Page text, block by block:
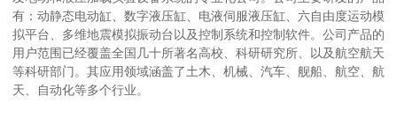
有：动静态电动缸、数字液压缸、电液伺服液压缸、六自由度运动模
拟平台、多维地震模拟振动台以及控制系统和控制软件。公司产品的
用户范围已经覆盖全国几十所著名高校、科研研究所、以及航空航天
等科研部门。其应用领域涵盖了土木、机械、汽车、舰船、航空、航
天、自动化等多个行业。